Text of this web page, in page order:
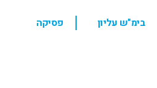
בימ"ש עליון , פסיקה